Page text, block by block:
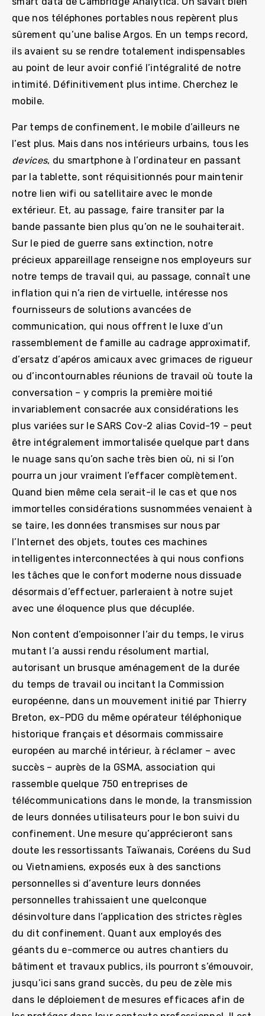
que nos téléphones portables nous repèrent plus
sûrement qu’une balise Argos. En un temps record,
ils avaient su se rendre totalement indispensables
au point de leur avoir confié l’intégralité de notre
intimité. Définitivement plus intime. Cherchez le
mobile.
Par temps de confinement, le mobile d’ailleurs ne
l’est plus. Mais dans nos intérieurs urbains, tous les
devices, du smartphone à l’ordinateur en passant
par la tablette, sont réquisitionnés pour maintenir
notre lien wifi ou satellitaire avec le monde
extérieur. Et, au passage, faire transiter par la
bande passante bien plus qu’on ne le souhaiterait.
Sur le pied de guerre sans extinction, notre
précieux appareillage renseigne nos employeurs sur
notre temps de travail qui, au passage, connaît une
inflation qui n’a rien de virtuelle, intéresse nos
fournisseurs de solutions avancées de
communication, qui nous offrent le luxe d’un
rassemblement de famille au cadrage approximatif,
d’ersatz d’apéros amicaux avec grimaces de rigueur
ou d’incontournables réunions de travail où toute la
conversation – y compris la première moitié
invariablement consacrée aux considérations les
plus variées sur le SARS Cov-2 alias Covid-19 – peut
être intégralement immortalisée quelque part dans
le nuage sans qu’on sache très bien où, ni si l’on
pourra un jour vraiment l’effacer complètement.
Quand bien même cela serait-il le cas et que nos
immortelles considérations susnommées venaient à
se taire, les données transmises sur nous par
l’Internet des objets, toutes ces machines
intelligentes interconnectées à qui nous confions
les tâches que le confort moderne nous dissuade
désormais d’effectuer, parleraient à notre sujet
avec une éloquence plus que décuplée.
Non content d’empoisonner l’air du temps, le virus
mutant l’a aussi rendu résolument martial,
autorisant un brusque aménagement de la durée
du temps de travail ou incitant la Commission
européenne, dans un mouvement initié par Thierry
Breton, ex-PDG du même opérateur téléphonique
historique français et désormais commissaire
européen au marché intérieur, à réclamer – avec
succès – auprès de la GSMA, association qui
rassemble quelque 750 entreprises de
télécommunications dans le monde, la transmission
de leurs données utilisateurs pour le bon suivi du
confinement. Une mesure qu’apprécieront sans
doute les ressortissants Taïwanais, Coréens du Sud
ou Vietnamiens, exposés eux à des sanctions
personnelles si d’aventure leurs données
personnelles trahissaient une quelconque
désinvolture dans l’application des strictes règles
du dit confinement. Quant aux employés des
géants du e-commerce ou autres chantiers du
bâtiment et travaux publics, ils pourront s’émouvoir,
jusqu’ici sans grand succès, du peu de zèle mis
dans le déploiement de mesures efficaces afin de